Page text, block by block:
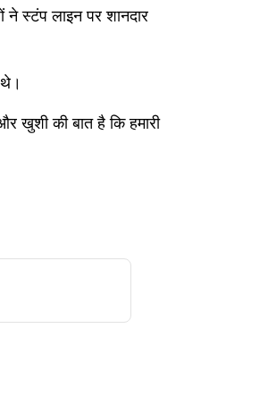
स्टंप लाइन पर शानदार
खुशी की बात है कि हमारी